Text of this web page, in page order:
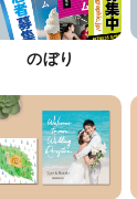
のぼり